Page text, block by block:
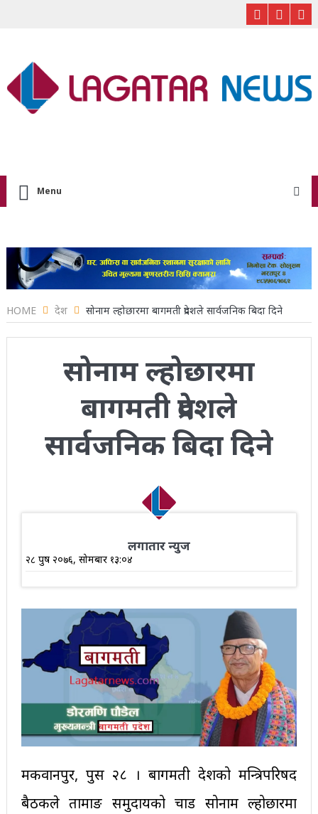
Menu
HOME देश सोनाम ल्होछारमा बागमती प्रदेशले सार्वजनिक बिदा दिने
सोनाम ल्होछारमा
बागमती प्रदेशले
सार्वजनिक बिदा दिने
लगातार न्युज
२८ पुष २०७६, सोमबार १३:०४
मकवानपुर, पुस २८ । बागमती प्रदेशको मन्त्रिपरिषद
बैठकले तामाङ समुदायको चाड सोनाम ल्होछारमा